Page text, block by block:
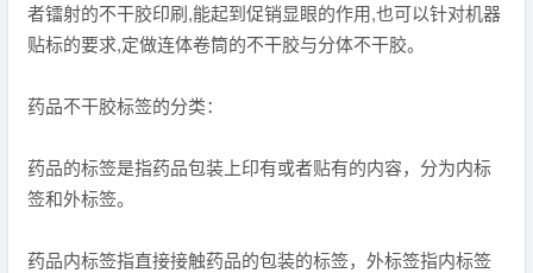
者镭射的不干胶印刷,能起到促销显眼的作用,也可以针对机器
贴标的要求,定做连体卷筒的不干胶与分体不干胶。
药品不干胶标签的分类：
药品的标签是指药品包装上印有或者贴有的内容，分为内标
签和外标签。
药品内标签指直接接触药品的包装的标签，外标签指内标签